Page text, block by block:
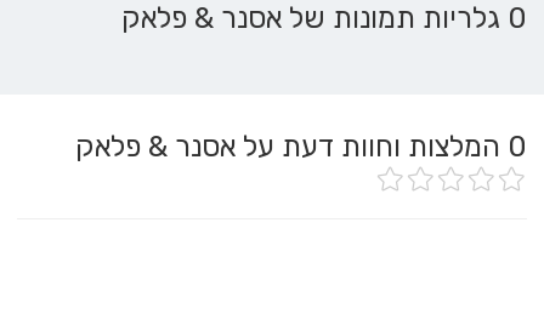
0 גלריות תמונות של אסנר & פלאק
0 המלצות וחוות דעת על אסנר & פלאק